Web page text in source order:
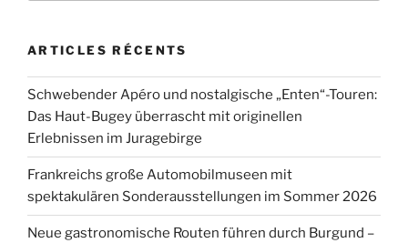
ARTICLES RÉCENTS
Schwebender Apéro und nostalgische „Enten“-Touren:
Das Haut-Bugey überrascht mit originellen
Erlebnissen im Juragebirge
Frankreichs große Automobilmuseen mit
spektakulären Sonderausstellungen im Sommer 2026
Neue gastronomische Routen führen durch Burgund –